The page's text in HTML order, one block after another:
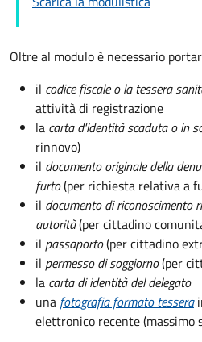
Oltre al modulo è necessario
il codice fiscale o la tessera
attività di registrazione
la carta d'identità scaduta o in
rinnovo)
il documento originale della
furto(per richiesta relativa a
il documento di riconoscimento
autorità(per cittadino
il passaporto(per cittadino
il permesso di soggiorno(per
la carta di identità del delegato
una fotografia formato tessera
elettronico recente (massimo